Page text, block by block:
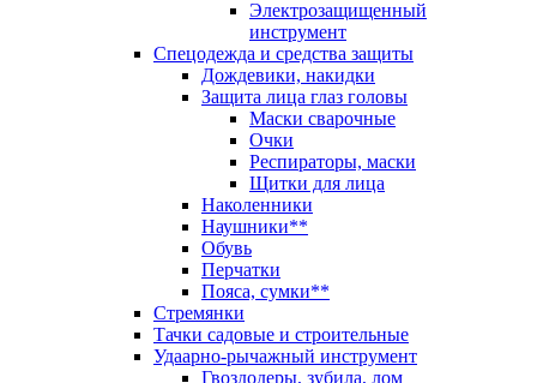
Электрозащищенный
инструмент
Спецодежда и средства защиты
Дождевики, накидки
Защита лица глаз головы
Маски сварочные
Очки
Респираторы, маски
Щитки для лица
Наколенники
Наушники**
Обувь
Перчатки
Пояса, сумки**
Стремянки
Тачки садовые и строительные
Удаарно-рычажный инструмент
Гвоздодеры, зубила, лом